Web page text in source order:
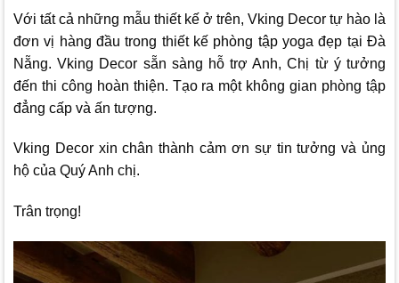
Với tất cả những mẫu thiết kế ở trên, Vking Decor tự hào là
đơn vị hàng đầu trong thiết kế phòng tập yoga đẹp tại Đà
Nẵng.Vking Decor sẵn sàng hỗ trợ Anh, Chị từ ý tưởng
đến thi công hoàn thiện. Tạo ra một không gian phòng tập
đẳng cấp và ấn tượng.
Vking Decorxin chân thành cảm ơn sự tin tưởng và ủng
hộ của Quý Anh chị.
Trân trọng!